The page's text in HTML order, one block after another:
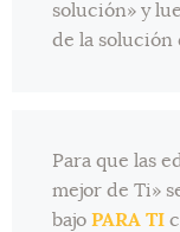
solución» y
de la solución
Para que las
mejor de Ti»
bajoPARA TI